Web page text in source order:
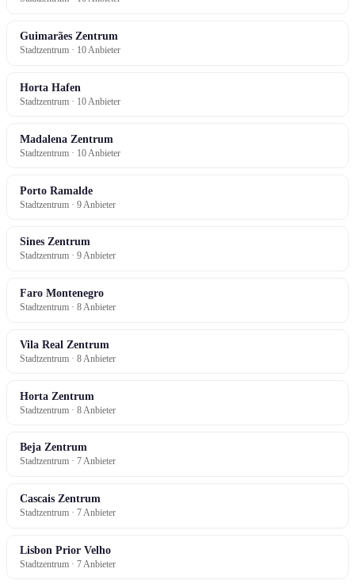
Guimarães Zentrum
Stadtzentrum · 10 Anbieter
Horta Hafen
Stadtzentrum · 10 Anbieter
Madalena Zentrum
Stadtzentrum · 10 Anbieter
Porto Ramalde
Stadtzentrum · 9 Anbieter
Sines Zentrum
Stadtzentrum · 9 Anbieter
Faro Montenegro
Stadtzentrum · 8 Anbieter
Vila Real Zentrum
Stadtzentrum · 8 Anbieter
Horta Zentrum
Stadtzentrum · 8 Anbieter
Beja Zentrum
Stadtzentrum · 7 Anbieter
Cascais Zentrum
Stadtzentrum · 7 Anbieter
Lisbon Prior Velho
Stadtzentrum · 7 Anbieter